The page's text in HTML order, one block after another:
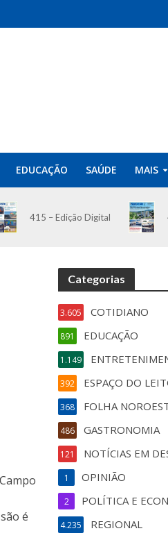
EDUCAÇÃO SAÚDE MAIS
415 – Edição Digital
é
Categorias
COTIDIANO
3.605
EDUCAÇÃO
891
1.149
ESPAÇO DO
392
FOLHA
368
GASTRONOMIA
486
NOTÍCIAS EM
121
OPINIÃO
1
POLÍTICA E
2
REGIONAL
4.235